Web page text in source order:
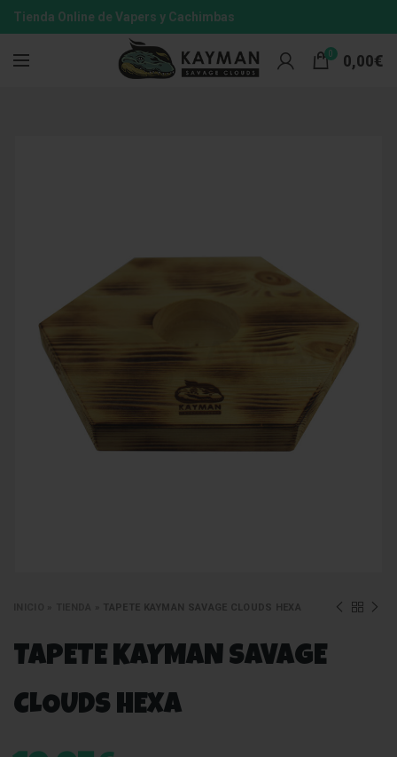
Tienda Online de Vapers y Cachimbas
0 0,00€
TAPETE KAYMAN SAVAGE CLOUDS HEXA
TAPETE KAYMAN SAVAGE
CLOUDS HEXA